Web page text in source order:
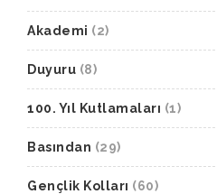
Akademi (2)
Duyuru (8)
100. Yıl Kutlamaları (1)
Basından (29)
Gençlik Kolları (60)